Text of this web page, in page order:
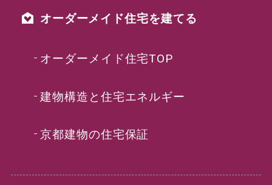
オーダーメイド住宅を建てる
オーダーメイド住宅TOP
建物構造と住宅エネルギー
京都建物の住宅保証